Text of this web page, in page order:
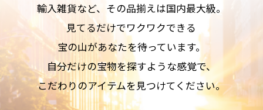
輸入雑貨など、その品揃えは国内最大級。
見てるだけでワクワクできる
宝の山があなたを待っています。
自分だけの宝物を探すような感覚で、
こだわりのアイテムを見つけてください。